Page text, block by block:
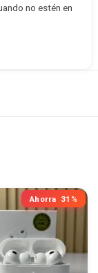
no estén en
Ahorra 31%